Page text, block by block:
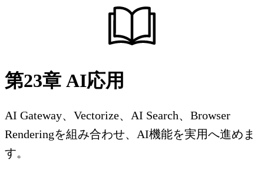
第23章 AI応用
AI Gateway、Vectorize、AI Search、Browser
Renderingを組み合わせ、AI機能を実用へ進めま
す。